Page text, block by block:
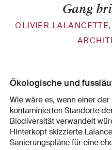
Gang
OLIVIER
Ökologische und
Wie wäre es, wenn einer
kontaminierten Standorte
Biodiversität verwandelt
Hinterkopf skizzierte
Sanierungspläne für eine